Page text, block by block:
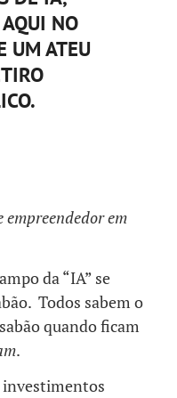
NO
UM ATEU
em
da “IA” se
Todos sabem o
quando ficam
.
investimentos